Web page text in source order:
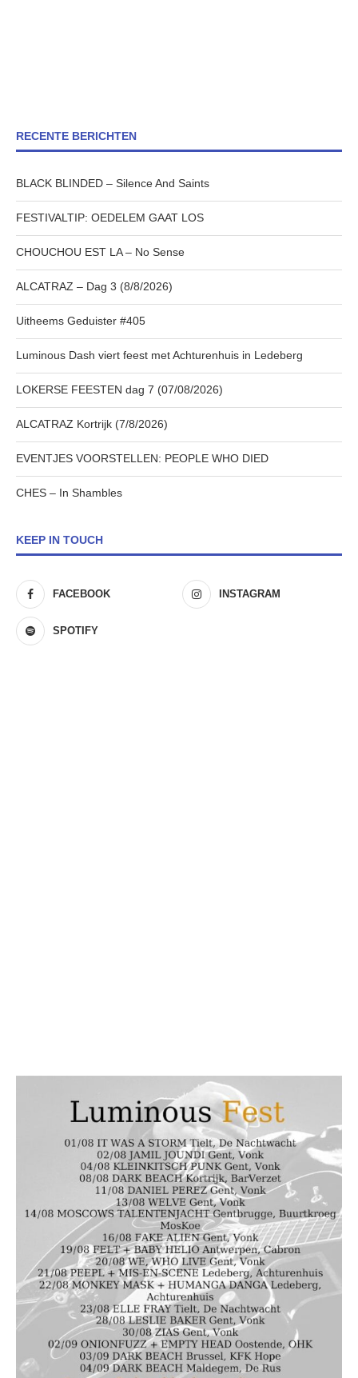
RECENTE BERICHTEN
BLACK BLINDED – Silence And Saints
FESTIVALTIP: OEDELEM GAAT LOS
CHOUCHOU EST LA – No Sense
ALCATRAZ – Dag 3 (8/8/2026)
Uitheems Geduister #405
Luminous Dash viert feest met Achturenhuis in Ledeberg
LOKERSE FEESTEN dag 7 (07/08/2026)
ALCATRAZ Kortrijk (7/8/2026)
EVENTJES VOORSTELLEN: PEOPLE WHO DIED
CHES – In Shambles
KEEP IN TOUCH
FACEBOOK INSTAGRAM
SPOTIFY